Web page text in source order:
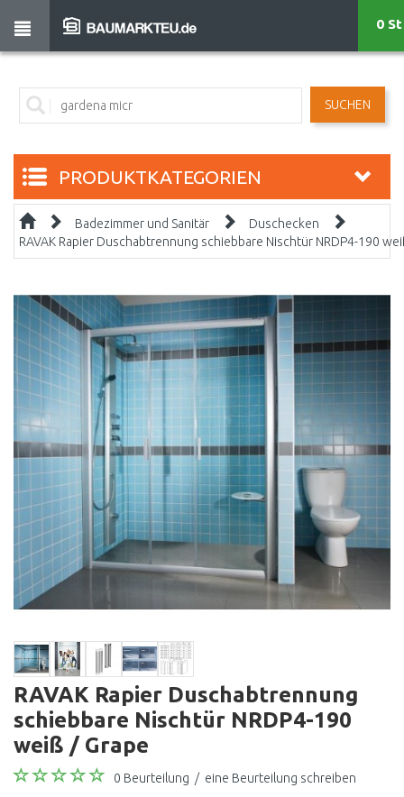
SUCHEN
0 St
PRODUKTKATEGORIEN
Badezimmer und Sanitär
Duschecken
RAVAK Rapier Duschabtrennung schiebbare Nischtür NRDP4-190
RAVAK Rapier Duschabtrennung
schiebbare Nischtür NRDP4-190
weiß / Grape
0 Beurteilung / eine Beurteilung schreiben